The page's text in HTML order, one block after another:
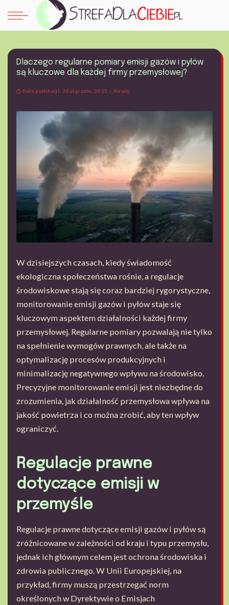
Dlaczego regularne pomiary emisji gazów i pyłów
są kluczowe dla każdej firmy przemysłowej?
Data publikacji: 28 stycznia, 2025 Porady
W dzisiejszych czasach, kiedy świadomość
ekologiczna społeczeństwa rośnie, a regulacje
środowiskowe stają się coraz bardziej rygorystyczne,
monitorowanie emisji gazów i pyłów staje się
kluczowym aspektem działalności każdej firmy
przemysłowej. Regularne pomiary pozwalają nie tylko
na spełnienie wymogów prawnych, ale także na
optymalizację procesów produkcyjnych i
minimalizację negatywnego wpływu na środowisko.
Precyzyjne monitorowanie emisji jest niezbędne do
zrozumienia, jak działalność przemysłowa wpływa na
jakość powietrza i co można zrobić, aby ten wpływ
ograniczyć.
Regulacje prawne
dotyczące emisji w
przemyśle
Regulacje prawne dotyczące emisji gazów i pyłów są
zróżnicowane w zależności od kraju i typu przemysłu,
jednak ich głównym celem jest ochrona środowiska i
zdrowia publicznego. W Unii Europejskiej, na
przykład, firmy muszą przestrzegać norm
określonych w Dyrektywie o Emisjach